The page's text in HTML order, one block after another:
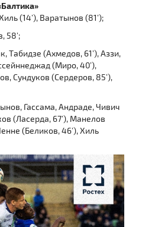
(14’), Варатынов (81’);
58’;
Табидзе (Ахмедов, 61’), Аззи,
(Миро, 40’),
Сундуков (Сердеров, 85’),
Гассама, Андраде, Чивич
(Ласерда, 67’), Манелов
(Беликов, 46’), Хиль